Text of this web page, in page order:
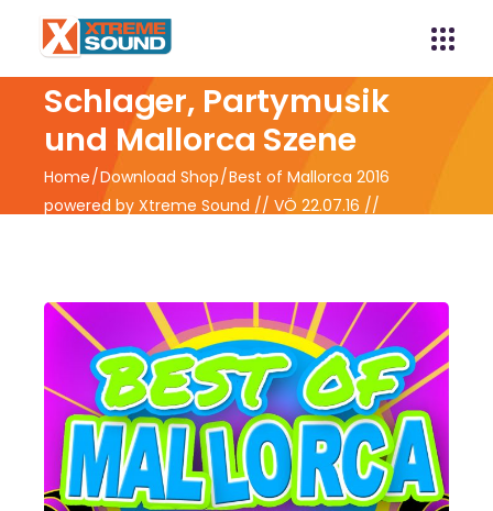
Xtreme Sound -
Schlager, Partymusik
und Mallorca Szene
Home Download Shop Best of Mallorca 2016
powered by Xtreme Sound // VÖ 22.07.16 //